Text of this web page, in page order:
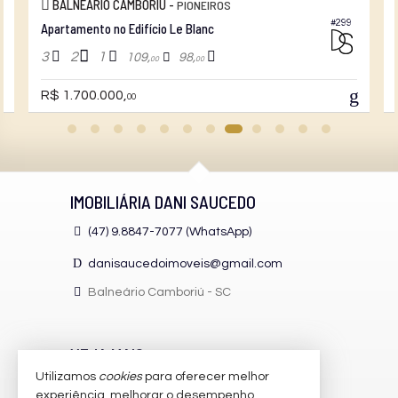
#299
BALNEÁRIO CAMBORIÚ - PIONEIROS
Apartamento no Edifício Le Blanc
3 2 1 109,00 98,00
R$ 1.700.000, 00
IMOBILIÁRIA DANI SAUCEDO
(47) 9.8847-7077 (WhatsApp)
danisaucedoimoveis@gmail.com
Balneário Camboriú - SC
VEJA MAIS
receba nosso newsletter
Utilizamos cookiespara oferecer melhor
experiência, melhorar o desempenho,